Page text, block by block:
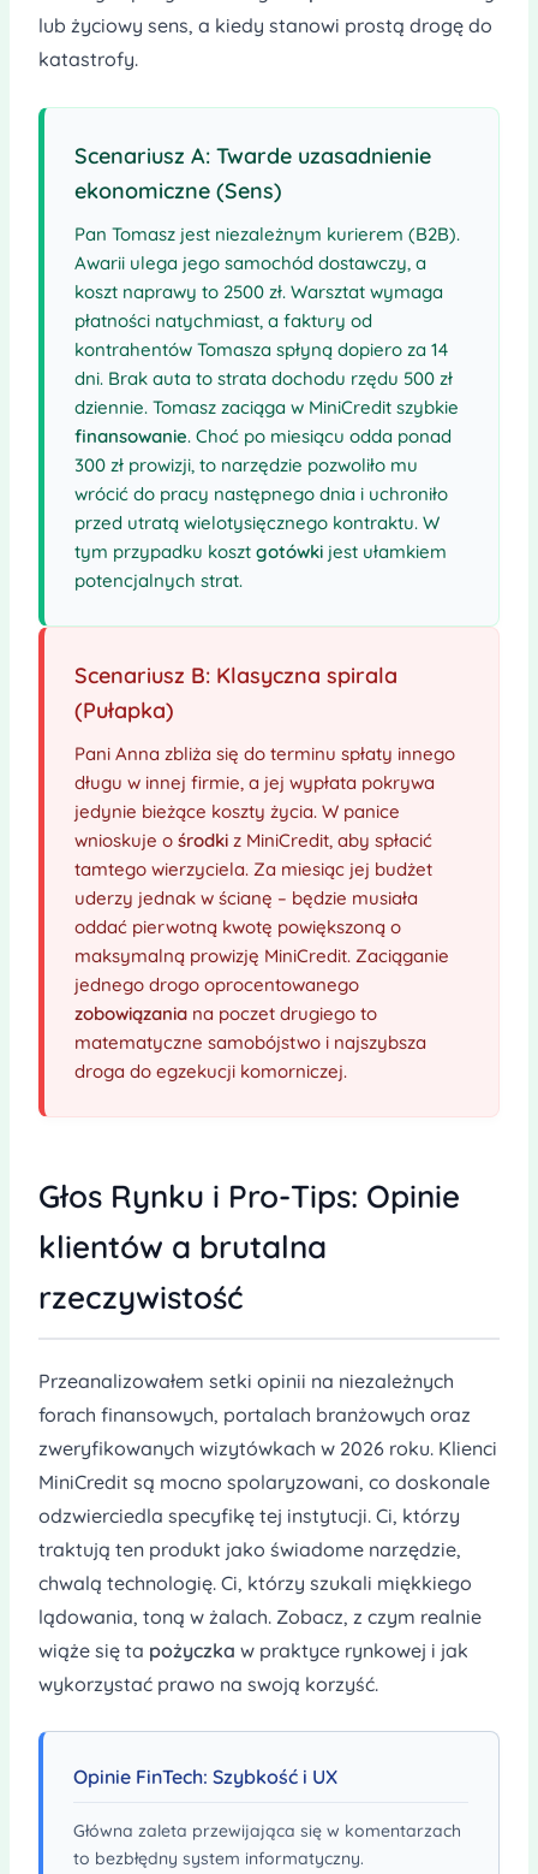
lub życiowy sens, a kiedy stanowi prostą drogę do
katastrofy.
Scenariusz A: Twarde uzasadnienie
ekonomiczne (Sens)
Pan Tomasz jest niezależnym kurierem (B2B).
Awarii ulega jego samochód dostawczy, a
koszt naprawy to 2500 zł. Warsztat wymaga
płatności natychmiast, a faktury od
kontrahentów Tomasza spłyną dopiero za 14
dni. Brak auta to strata dochodu rzędu 500 zł
dziennie. Tomasz zaciąga w MiniCredit szybkie
finansowanie. Choć po miesiącu odda ponad
300 zł prowizji, to narzędzie pozwoliło mu
wrócić do pracy następnego dnia i uchroniło
przed utratą wielotysięcznego kontraktu. W
tym przypadku koszt gotówkijest ułamkiem
potencjalnych strat.
Scenariusz B: Klasyczna spirala
(Pułapka)
Pani Anna zbliża się do terminu spłaty innego
długu w innej firmie, a jej wypłata pokrywa
jedynie bieżące koszty życia. W panice
wnioskuje o środkiz MiniCredit, aby spłacić
tamtego wierzyciela. Za miesiąc jej budżet
uderzy jednak w ścianę – będzie musiała
oddać pierwotną kwotę powiększoną o
maksymalną prowizję MiniCredit. Zaciąganie
jednego drogo oprocentowanego
zobowiązaniana poczet drugiego to
matematyczne samobójstwo i najszybsza
droga do egzekucji komorniczej.
Głos Rynku i Pro-Tips: Opinie
klientów a brutalna
rzeczywistość
Przeanalizowałem setki opinii na niezależnych
forach finansowych, portalach branżowych oraz
zweryfikowanych wizytówkach w 2026 roku. Klienci
MiniCredit są mocno spolaryzowani, co doskonale
odzwierciedla specyfikę tej instytucji. Ci, którzy
traktują ten produkt jako świadome narzędzie,
chwalą technologię. Ci, którzy szukali miękkiego
lądowania, toną w żalach. Zobacz, z czym realnie
wiąże się ta pożyczka w praktyce rynkowej i jak
wykorzystać prawo na swoją korzyść.
Opinie FinTech: Szybkość i UX
Główna zaleta przewijająca się w komentarzach
to bezbłędny system informatyczny.